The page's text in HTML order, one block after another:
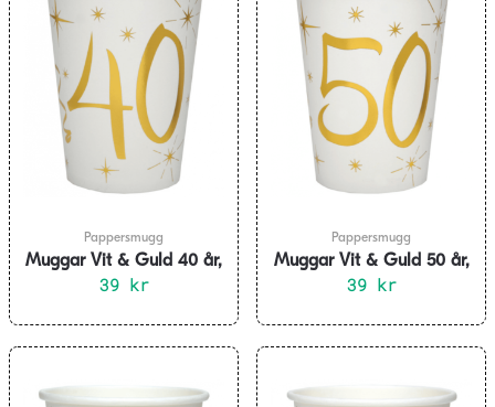
Pappersmugg
Muggar Vit & Guld 40 år,
10-pack
39 kr
Pappersmugg
Muggar Vit & Guld 50 år,
10-pack
39 kr